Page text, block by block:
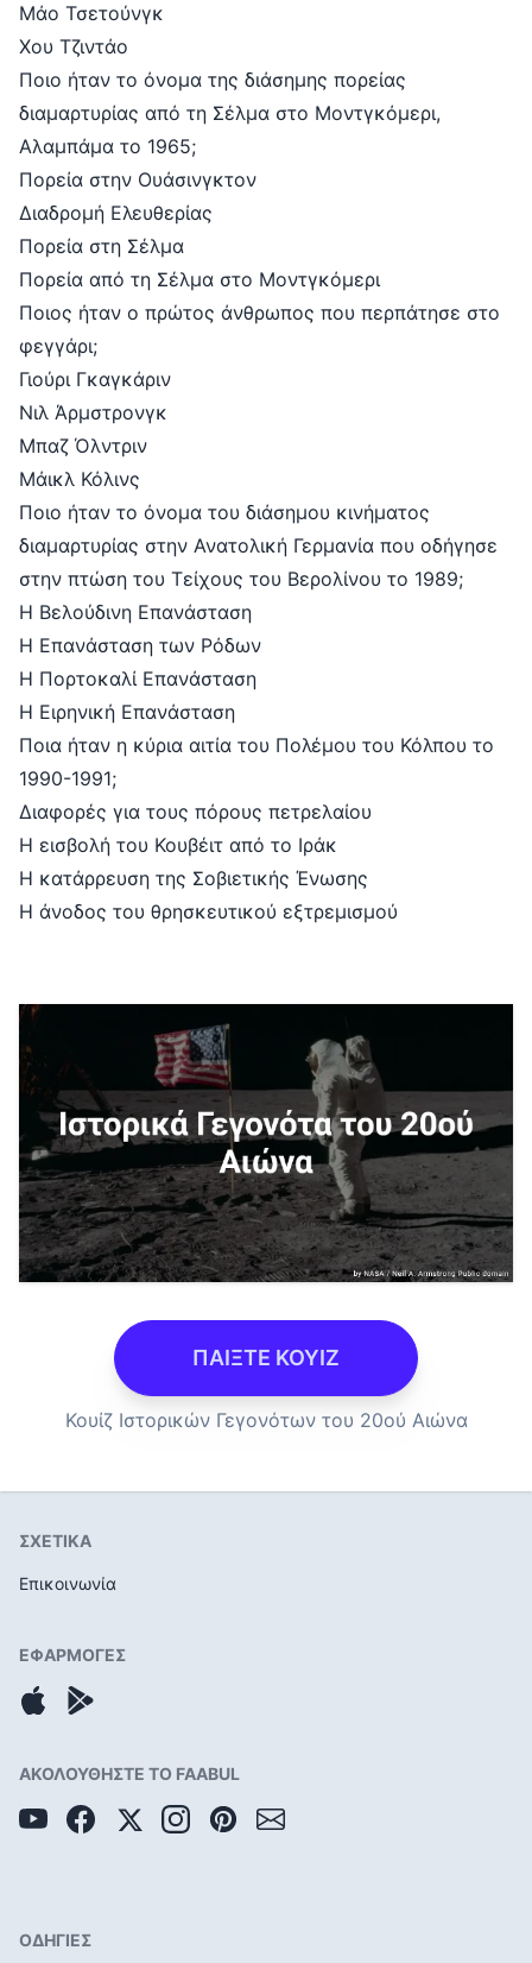
Μάο Τσετούνγκ
Χου Τζιντάο
Ποιο ήταν το όνομα της διάσημης πορείας
διαμαρτυρίας από τη Σέλμα στο Μοντγκόμερι,
Αλαμπάμα το 1965;
Πορεία στην Ουάσινγκτον
Διαδρομή Ελευθερίας
Πορεία στη Σέλμα
Πορεία από τη Σέλμα στο Μοντγκόμερι
Ποιος ήταν ο πρώτος άνθρωπος που περπάτησε στο
φεγγάρι;
Γιούρι Γκαγκάριν
Νιλ Άρμστρονγκ
Μπαζ Όλντριν
Μάικλ Κόλινς
Ποιο ήταν το όνομα του διάσημου κινήματος
διαμαρτυρίας στην Ανατολική Γερμανία που οδήγησε
στην πτώση του Τείχους του Βερολίνου το 1989;
Η Βελούδινη Επανάσταση
Η Επανάσταση των Ρόδων
Η Πορτοκαλί Επανάσταση
Η Ειρηνική Επανάσταση
Ποια ήταν η κύρια αιτία του Πολέμου του Κόλπου το
1990-1991;
Διαφορές για τους πόρους πετρελαίου
Η εισβολή του Κουβέιτ από το Ιράκ
Η κατάρρευση της Σοβιετικής Ένωσης
Η άνοδος του θρησκευτικού εξτρεμισμού
ΠΑΙΞΤΕ ΚΟΥΙΖ
Κουίζ Ιστορικών Γεγονότων του 20ού Αιώνα
ΣΧΕΤΙΚΑ
Επικοινωνία
ΕΦΑΡΜΟΓΕΣ
ΑΚΟΛΟΥΘΗΣΤΕ ΤΟ FAABUL
ΟΔΗΓΙΕΣ